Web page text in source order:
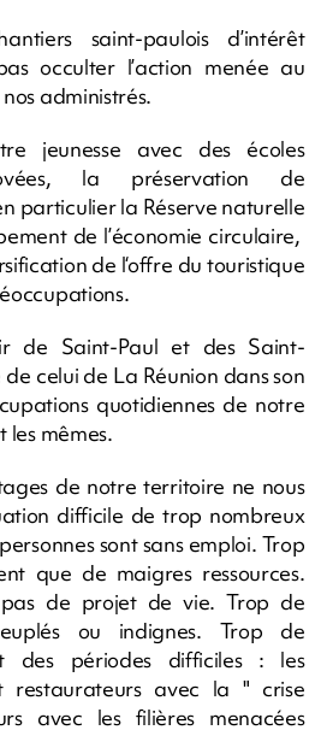
saint-paulois d’intérêt
occulter l’action menée au
administrés.
jeunesse avec des écoles
la préservation de
particulier la Réserve naturelle
de l’économie circulaire,
de l‘offre du touristique
de Saint-Paul et des Saint-
celui de La Réunion dans son
quotidiennes de notre
mêmes.
de notre territoire ne nous
difficile de trop nombreux
sont sans emploi. Trop
que de maigres ressources.
pas de projet de vie. Trop de
ou indignes. Trop de
des périodes difficiles : les
restaurateurs avec la " crise
avec les filières menacées